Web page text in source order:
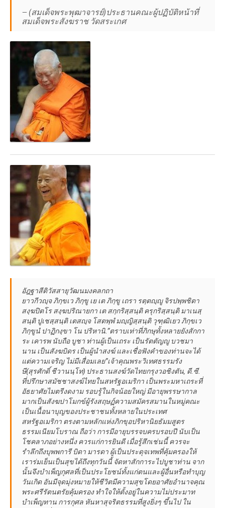
— (สมเด็จพระพุฒาจารย์)ประธานคณะผู้ปฏิบัติหน้าที่
สมเด็จพระสังฆราช วัดสระเกศ
อัฎฐาสีติวัสสายุวัฒนมงคลกถา
ยาวกีวญฺจ ภิกฺขเว ภิกฺขู เย เต ภิกฺขู เถรา รตฺตญฺญู จิรปพฺพชิตา
สงฺฆปิตโร สงฺฆปริณายกา เต สกฺกริสฺสนฺติ ครุกริสฺสนฺติ มาเนสฺ
สนฺติ ปูเชสฺสนฺติ เตสญฺจ โสตพฺพํ มญฺญิสฺสนฺติ วุฑฺฒิเยว ภิกฺขเว
ภิกฺขูนํ ปาฏิกงฺขา โน ปริหานิ.”ตราบเท่าที่ภิกษุทั้งหลายยังสักกา
ระ เคารพ นับถือ บูชา ท่านผู้เป็นเถระ เป็นรัตตัญญู บวชมา
นาน เป็นสังฆบิดร เป็นผู้นำสงฆ์ และเชื่อฟังคำของท่านจะได้
แต่ความเจริญ ไม่มีเสื่อมเลย”เจ้าคุณพระวิเทศธรรมรัง
ษี(สุรศักดิ์ ชีวานนฺโท) ประธานสงฆ์วัดไทยกรุงวอชิงตัน, ดี.ซี.
ที่ปรึกษาสมัชชาสงฆ์ไทยในสหรัฐอเมริกา เป็นพระมหาเถระที่
อัธยาศัยไมตรีงดงาม รอบรู้ในกิจน้อยใหญ่ มีอายุพรรษากาล
มากเป็นสังฆปาโมกข์ผู้รังสฤษฏ์ความสมัครสมานในหมู่คณะ
เป็นเนื้อนาบุญของประชาชนทั้งหลายในประเทศ
สหรัฐอเมริกา ตรงตามหลักแห่งภิกขุอปริหานิยธัมมสูตร
ธรรมเนียมโบราณ ถือว่า การมีอายุบรรจบครบรอบปี นับเป็น
โชคลาภอย่างหนึ่ง ควรแก่การยินดี เมื่อรู้สึกเช่นนี้ ควรจะ
รำลึกถึงบุพพการี บิดา มารดา ผู้เป็นประดุจเทพที่คุ้มครองให้
เราร่มเย็นเป็นสุขได้ถึงทุกวันนี้ จัดหาสักการะไปบูชาท่าน จาก
นั้นจึงบำเพ็ญกุศลที่เป็นประโยชน์ทั้งแก่ตนและผู้อื่นหรือทำบุญ
วันเกิด อันมีจุดมุ่งหมายให้ชีวิตมีความสุขโดยอาศัยอำนาจคุณ
พระศรีรัตนตรัยคุ้มครอง ทำใจให้ตั้งอยู่ในความไม่ประมาท
บำเพ็ญทาน การกุศล หันหาสุจริตธรรมที่สูงยิ่งๆ ขึ้นไป ใน